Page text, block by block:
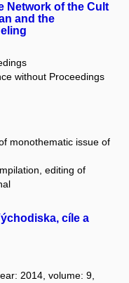
Network of the Cult
and the
without Proceedings
monothematic issue of
editing of
cíle a
2014, volume: 9,